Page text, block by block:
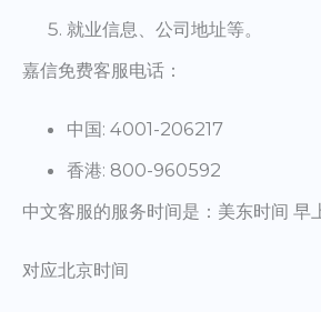
就业信息、公司地址等。
嘉信免费客服电话：
中国: 4001-206217
香港: 800-960592
中文客服的服务时间是：美东时间 早
对应北京时间